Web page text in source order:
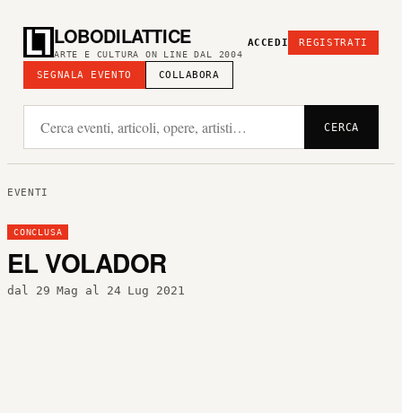
LOBODILATTICE
ARTE E CULTURA ON LINE DAL 2004
SEGNALA EVENTO COLLABORA
ACCEDI REGISTRATI
CERCA
EVENTI
CONCLUSA
EL VOLADOR
dal 29 Mag al 24 Lug 2021